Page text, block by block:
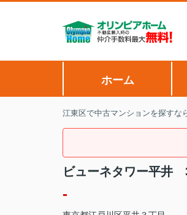
ホーム
江東区で中古マンションを探すな
ビューネタワー平
-